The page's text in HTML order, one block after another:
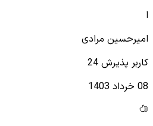
ا
امیرحسین مرادی
کاربر پذیرش 24
08 خرداد 1403